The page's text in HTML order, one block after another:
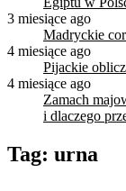
3 miesiące ago
Madryckie
4 miesiące ago
Pijackie
4 miesiące ago
Zamach
i dlaczego
Tag: urna